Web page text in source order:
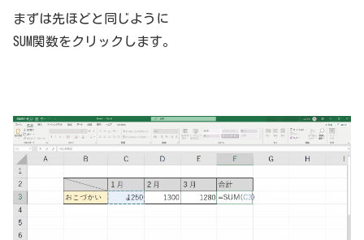
まずは先ほどと同じように
SUM関数をクリックします。